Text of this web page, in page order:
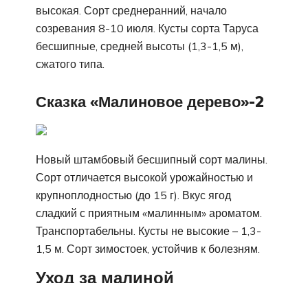
высокая. Сорт среднеранний, начало
созревания 8-10 июля. Кусты сорта Таруса
бесшипные, средней высоты (1,3-1,5 м),
сжатого типа.
Сказка «Малиновое дерево»-2
Новый штамбовый бесшипный сорт малины.
Сорт отличается высокой урожайностью и
крупноплодностью (до 15 г). Вкус ягод
сладкий с приятным «малинным» ароматом.
Транспортабельны. Кусты не высокие – 1,3-
1,5 м. Сорт зимостоек, устойчив к болезням.
Уход за малиной